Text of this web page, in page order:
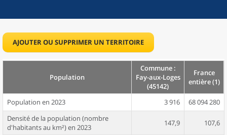
AJOUTER OU SUPPRIMER UN TERRITOIRE
Population
Commune :
Fay-aux-Loges
(45142)
France
entière (1)
Population en 2023 3 916
68 094 280
Densité de la population (nombre
d'habitants au km²) en 2023
147,9 107,6